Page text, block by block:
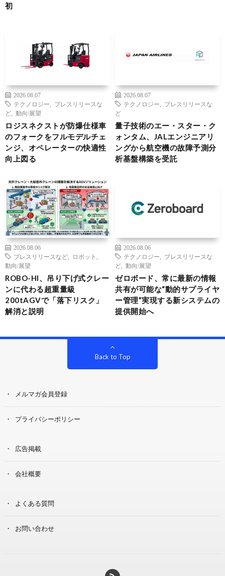
初
2026.08.07
テクノロジー
プレスリリースな
ど
動向/展望
ロジスネクストが防爆仕様車
のフォークをフルモデルチェ
ンジ、オペレーターの快適性
向上図る
2026.08.07
テクノロジー
プレスリリースな
ど
量子技術のエー・スター・ク
ォンタム、JALエンジニアリ
ングから航空機の故障予測分
析基盤構築を受託
2026.08.06
プレスリリースなど
ロボット
動向/展望
ROBO-HI、吊り下げ式クレー
ンに代わる超重量級
200tAGVで「落下リスク」
解消と説明
2026.08.06
テクノロジー
プレスリリースな
ど
動向/展望
ゼロボード、常に最新の情報
共有が可能な“動的サプライヤ
ー管理”実現する新システムの
提供開始へ
Back to Top
メルマガ会員登録
プライバシーポリシー
広告掲載
会社概要
よくある質問
お問い合わせ